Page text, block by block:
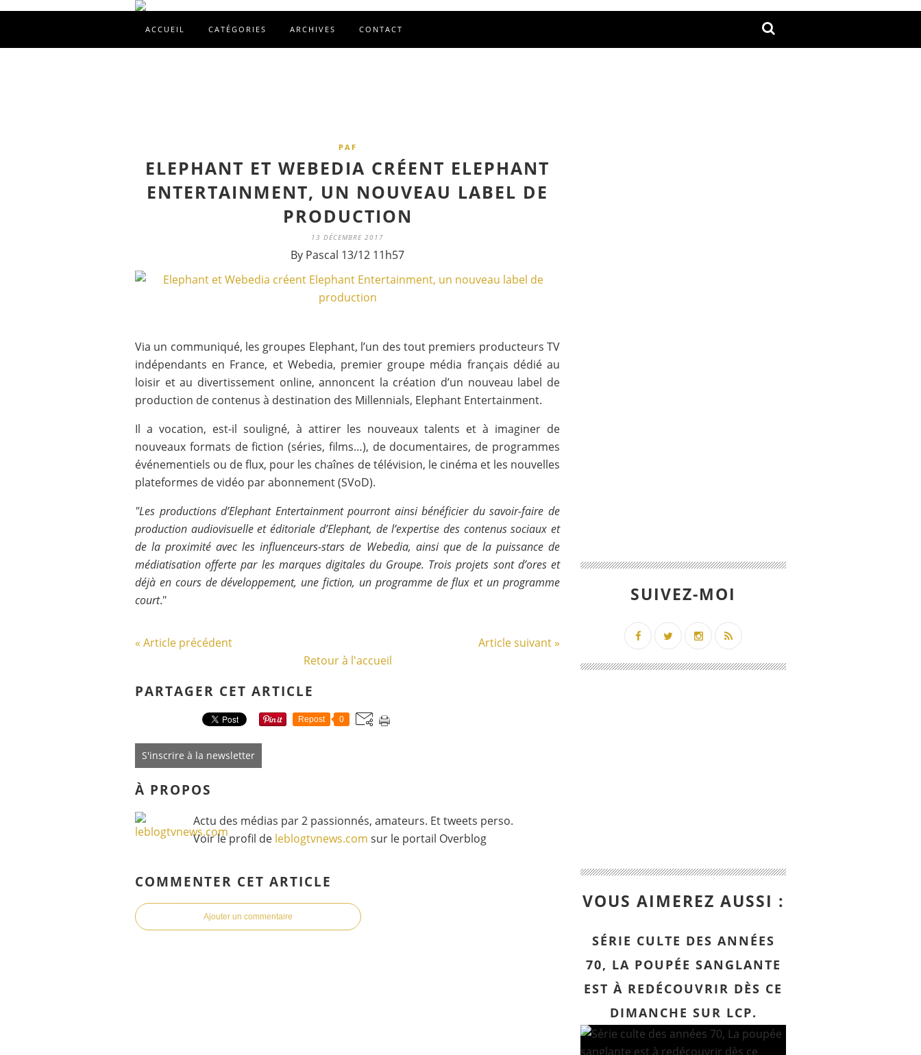
ACCUEIL CATÉGORIES ARCHIVES CONTACT
PAF
ELEPHANT ET WEBEDIA CRÉENT ELEPHANT
ENTERTAINMENT, UN NOUVEAU LABEL DE
PRODUCTION
13 DÉCEMBRE 2017
By Pascal 13/12 11h57
Via un communiqué, les groupes Elephant, l’un des tout premiers producteurs TV
indépendants en France, et Webedia, premier groupe média français dédié au
loisir et au divertissement online, annoncent la création d’un nouveau label de
production de contenus à destination des Millennials, Elephant Entertainment.
Il a vocation, est-il souligné, à attirer les nouveaux talents et à imaginer de
nouveaux formats de fiction (séries, films…), de documentaires, de programmes
événementiels ou de flux, pour les chaînes de télévision, le cinéma et les nouvelles
plateformes de vidéo par abonnement (SVoD).
"Les productions d’Elephant Entertainment pourront ainsi bénéficier du savoir-faire de
production audiovisuelle et éditoriale d’Elephant, de l’expertise des contenus sociaux et
de la proximité avec les influenceurs-stars de Webedia, ainsi que de la puissance de
médiatisation offerte par les marques digitales du Groupe. Trois projets sont d’ores et
déjà en cours de développement, une fiction, un programme de flux et un programme
court."
« Article précédent
Article suivant »
Retour à l'accueil
PARTAGER CET ARTICLE
Repost 0
S'inscrire à la newsletter
À PROPOS
Actu des médias par 2 passionnés, amateurs. Et tweets perso.
Voir le profil de leblogtvnews.com sur le portail Overblog
COMMENTER CET ARTICLE
Ajouter un commentaire
SUIVEZ-MOI
VOUS AIMEREZ AUSSI :
SÉRIE CULTE DES ANNÉES
70, LA POUPÉE SANGLANTE
EST À REDÉCOUVRIR DÈS CE
DIMANCHE SUR LCP.